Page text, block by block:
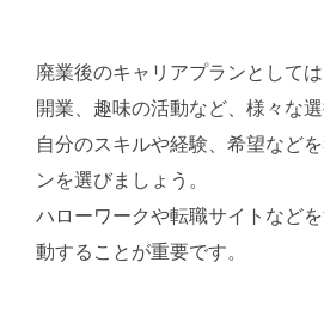
廃業後のキャリアプランとして
開業、趣味の活動など、様々な選
自分のスキルや経験、希望など
ンを選びましょう。
ハローワークや転職サイトなど
動することが重要です。